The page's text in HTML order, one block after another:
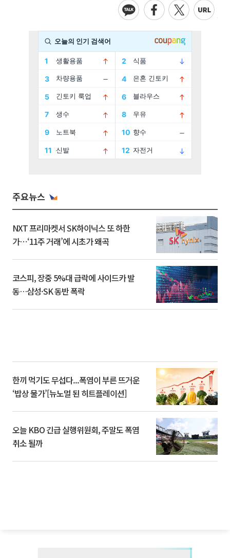
주요뉴스
NXT 프리마켓서 SK하이닉스 또 하한
가⋯‘11주 거래’에 시초가 왜곡
코스피, 장중 5%대 급락에 사이드카 발
동…삼성·SK 동반 폭락
한끼 먹기도 무섭다...폭염이 부른 뜨거운
‘밥상 물가’[뉴노멀 된 히트플레이션]
오늘 KBO 긴급 실행위원회, 주말도 폭염
취소 될까